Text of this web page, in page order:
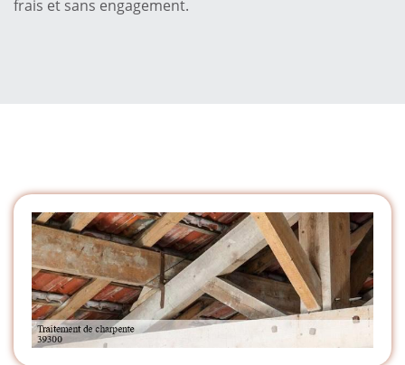
frais et sans engagement.